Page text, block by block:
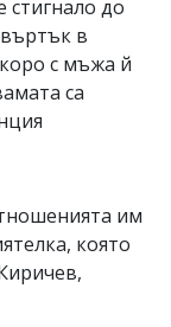
стигнало до
в
с мъжа й
са
им
която